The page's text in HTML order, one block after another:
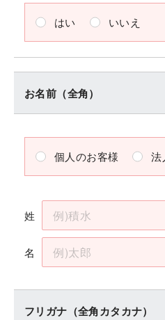
はい いいえ
お名前（全角）
個人のお客様 法
姓
名
フリガナ（全角カタカナ）